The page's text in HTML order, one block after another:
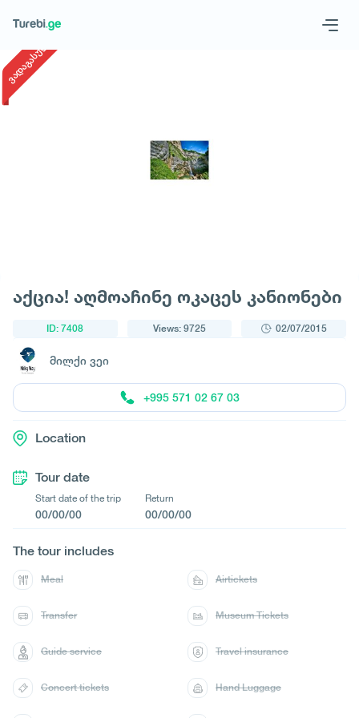
Request a tour
ვადაგასული
აქცია! აღმოაჩინე ოკაცეს კანიონები
ID: 7408 Views: 9725 02/07/2015
მილქი ვეი
+995 571 02 67 03
Location
Tour date
Start date of the trip
00/00/00
Return
00/00/00
The tour includes
Meal Airtickets
Transfer Museum Tickets
Guide service Travel insurance
Concert tickets Hand Luggage